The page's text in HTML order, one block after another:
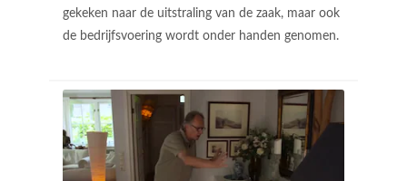
gekeken naar de uitstraling van de zaak, maar ook
de bedrijfsvoering wordt onder handen genomen.